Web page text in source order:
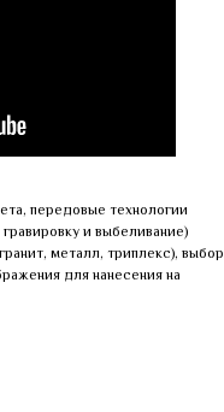
передовые технологии
и выбеливание)
металл, триплекс), выбор
для нанесения на